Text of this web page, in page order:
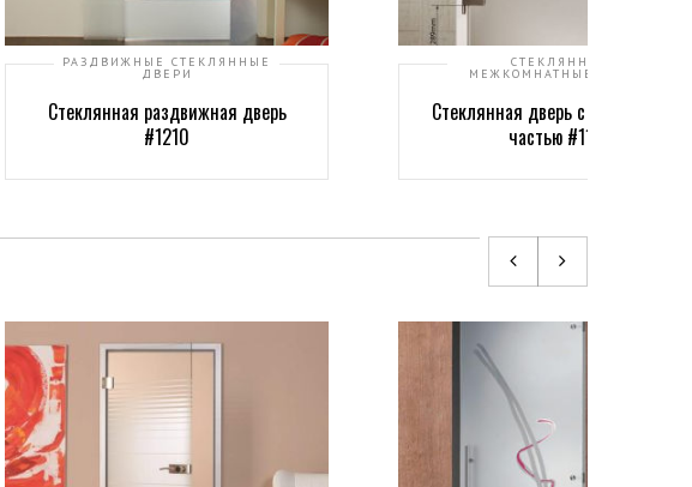
РАЗДВИЖНЫЕ СТЕКЛЯННЫЕ
ДВЕРИ
Стеклянная раздвижная дверь
#1210
СТЕКЛЯННЫЕ
МЕЖКОМНАТНЫЕ ДВЕРИ
Стеклянная дверь с затемненной
частью #1109